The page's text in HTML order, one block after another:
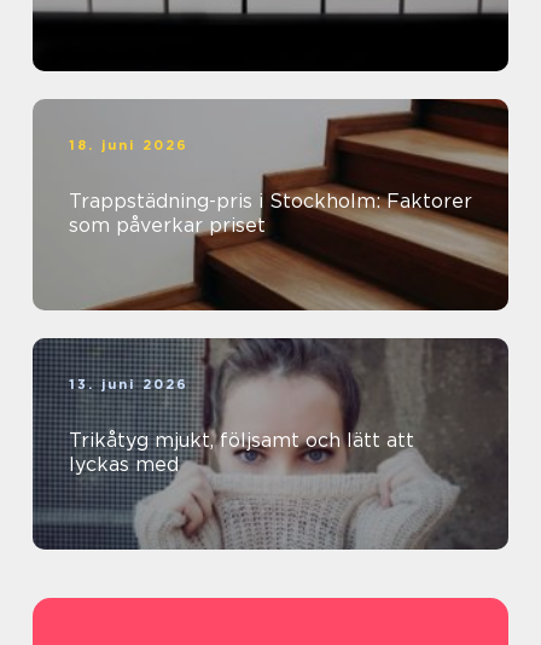
18. juni 2026
Trappstädning-pris i Stockholm: Faktorer
som påverkar priset
13. juni 2026
Trikåtyg mjukt, följsamt och lätt att
lyckas med